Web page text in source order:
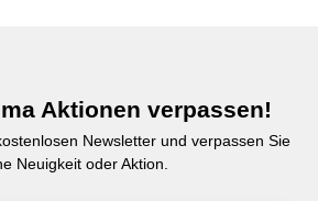
Aktionen verpassen!
Newsletter und verpassen Sie
Neuigkeit oder Aktion.